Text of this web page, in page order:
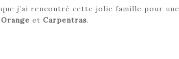
que j’ai rencontré cette jolie famille pour une
Orange et Carpentras.